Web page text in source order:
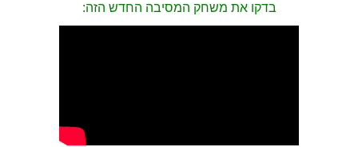
בדקו את משחק המסיבה החדש הזה: